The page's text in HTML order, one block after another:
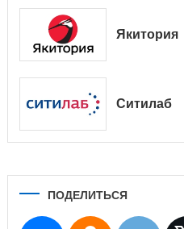
Якитория
Ситилаб
ПОДЕЛИТЬСЯ